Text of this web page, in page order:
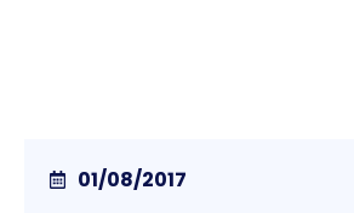
01/08/2017